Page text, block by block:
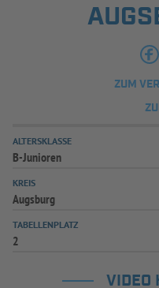
ZUM
ALTERSKLASSE
B-Junioren
KREIS
Augsburg
TABELLENPLATZ
2
VIDEO